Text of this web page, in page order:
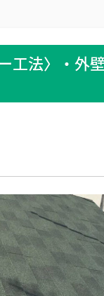
工法〉・外